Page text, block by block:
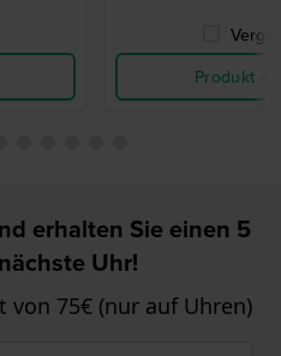
Produkt
erhalten Sie einen 5
Uhr!
von 75€ (nur auf Uhren)